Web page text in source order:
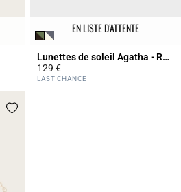
EN LISTE D’ATTENTE
Lunettes de soleil Agatha - Rendel
129 €
3,1 out of 5 Customer Rating
LAST CHANCE